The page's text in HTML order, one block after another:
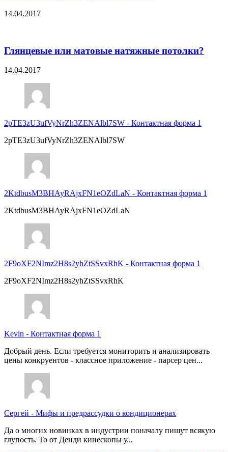
14.04.2017
Глянцевые или матовые натяжные потолки?
14.04.2017
2pTE3zU3ufVyNrZh3ZENAlbl7SW - Контактная форма 1
2pTE3zU3ufVyNrZh3ZENAlbl7SW
2KtdbusM3BHAyRAjxFN1eOZdLaN - Контактная форма 1
2KtdbusM3BHAyRAjxFN1eOZdLaN
2F9oXF2NImz2H8s2yhZtSSvxRhK - Контактная форма 1
2F9oXF2NImz2H8s2yhZtSSvxRhK
Kevin - Контактная форма 1
Добрый день. Если требуется мониторить и анализировать
цены конкруентов - классное приложение - парсер цен...
Сергей - Мифы и предрассудки о кондиционерах
Да о многих новинках в индустрии поначалу пишут всякую
глупость. То от Денди кинескопы у...